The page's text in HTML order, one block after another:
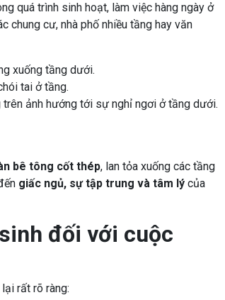
quá trình sinh hoạt, làm việc hàng ngày ở
chung cư, nhà phố nhiều tầng hay văn
xuống tầng dưới.
tai ở tầng.
ảnh hướng tới sự nghỉ ngơi ở tầng dưới.
bê tông cốt thép, lan tỏa xuống các tầng
giấc ngủ, sự tập trung và tâm lý của
đối với cuộc
rất rõ ràng: